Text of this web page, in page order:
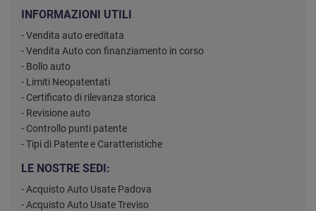
INFORMAZIONI UTILI
- Vendita auto ereditata
- Vendita Auto con finanziamento in corso
- Bollo auto
- Limiti Neopatentati
- Certificato di rilevanza storica
- Revisione auto
- Controllo punti patente
- Tipi di Patente e Caratteristiche
LE NOSTRE SEDI:
- Acquisto Auto Usate Padova
- Acquisto Auto Usate Treviso